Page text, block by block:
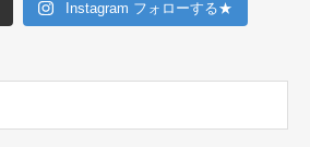
Instagram フォローする★